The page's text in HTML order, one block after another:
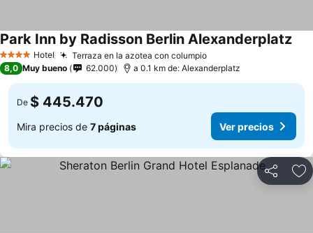
4 EstrellasHotel Terraza en la azotea con columpio
Park Inn by Radisson Berlin Alexanderplatz
8,0 Muy bueno 62.000 a 0.1 km de: Alexanderplatz
De $ 445.470
Mira precios de 7 páginas Ver precios
Compartir